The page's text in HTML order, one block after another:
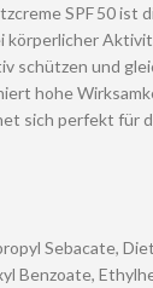
SPF 50 ist
körperlicher
schützen und
hohe
sich perfekt für
Sebacate,
Benzoate,